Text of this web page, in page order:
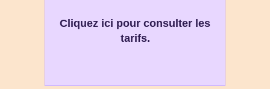
Cliquez ici pour consulter les
tarifs.